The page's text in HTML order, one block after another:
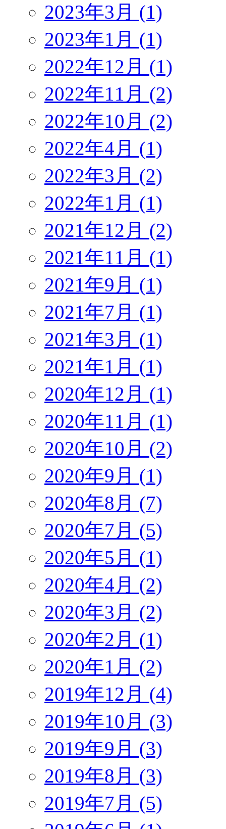
2023年3月 (1)
2023年1月 (1)
2022年12月 (1)
2022年11月 (2)
2022年10月 (2)
2022年4月 (1)
2022年3月 (2)
2022年1月 (1)
2021年12月 (2)
2021年11月 (1)
2021年9月 (1)
2021年7月 (1)
2021年3月 (1)
2021年1月 (1)
2020年12月 (1)
2020年11月 (1)
2020年10月 (2)
2020年9月 (1)
2020年8月 (7)
2020年7月 (5)
2020年5月 (1)
2020年4月 (2)
2020年3月 (2)
2020年2月 (1)
2020年1月 (2)
2019年12月 (4)
2019年10月 (3)
2019年9月 (3)
2019年8月 (3)
2019年7月 (5)